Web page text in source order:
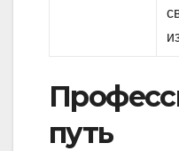
путь